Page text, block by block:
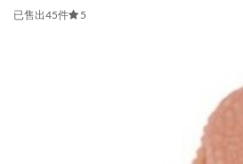
已售出45件 5